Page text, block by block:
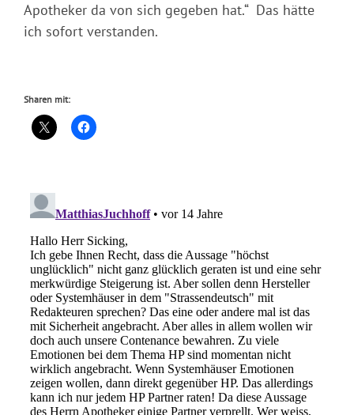
Apotheker da von sich gegeben hat.“ Das hätte
ich sofort verstanden.
Sharen mit: